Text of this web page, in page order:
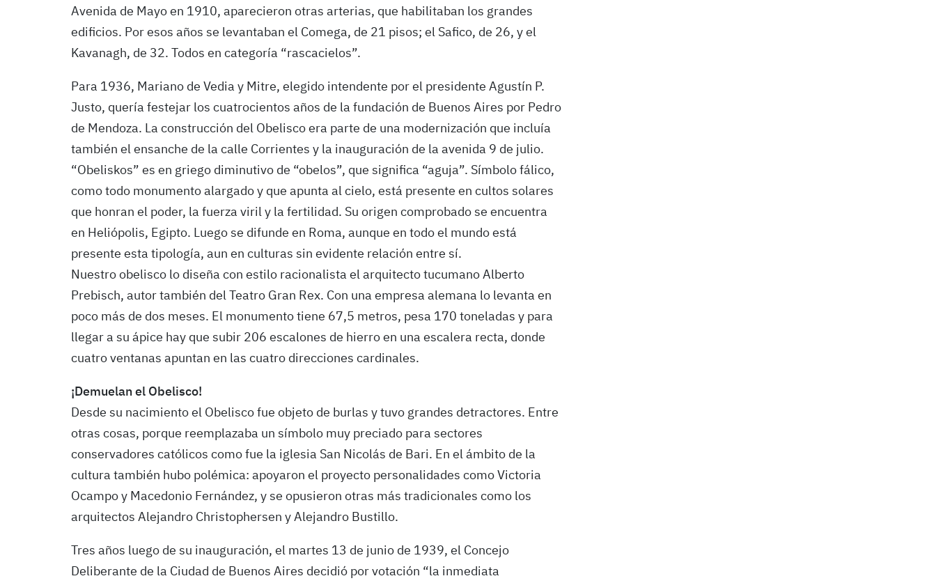
Avenida de Mayo en 1910, aparecieron otras arterias, que habilitaban los grandes
edificios. Por esos años se levantaban el Comega, de 21 pisos; el Safico, de 26, y el
Kavanagh, de 32. Todos en categoría “rascacielos”.
Para 1936, Mariano de Vedia y Mitre, elegido intendente por el presidente Agustín P.
Justo, quería festejar los cuatrocientos años de la fundación de Buenos Aires por Pedro
de Mendoza. La construcción del Obelisco era parte de una modernización que incluía
también el ensanche de la calle Corrientes y la inauguración de la avenida 9 de julio.
“Obeliskos” es en griego diminutivo de “obelos”, que significa “aguja”. Símbolo fálico,
como todo monumento alargado y que apunta al cielo, está presente en cultos solares
que honran el poder, la fuerza viril y la fertilidad. Su origen comprobado se encuentra
en Heliópolis, Egipto. Luego se difunde en Roma, aunque en todo el mundo está
presente esta tipología, aun en culturas sin evidente relación entre sí.
Nuestro obelisco lo diseña con estilo racionalista el arquitecto tucumano Alberto
Prebisch, autor también del Teatro Gran Rex. Con una empresa alemana lo levanta en
poco más de dos meses. El monumento tiene 67,5 metros, pesa 170 toneladas y para
llegar a su ápice hay que subir 206 escalones de hierro en una escalera recta, donde
cuatro ventanas apuntan en las cuatro direcciones cardinales.
¡Demuelan el Obelisco!
Desde su nacimiento el Obelisco fue objeto de burlas y tuvo grandes detractores. Entre
otras cosas, porque reemplazaba un símbolo muy preciado para sectores
conservadores católicos como fue la iglesia San Nicolás de Bari. En el ámbito de la
cultura también hubo polémica: apoyaron el proyecto personalidades como Victoria
Ocampo y Macedonio Fernández, y se opusieron otras más tradicionales como los
arquitectos Alejandro Christophersen y Alejandro Bustillo.
Tres años luego de su inauguración, el martes 13 de junio de 1939, el Concejo
Deliberante de la Ciudad de Buenos Aires decidió por votación “la inmediata